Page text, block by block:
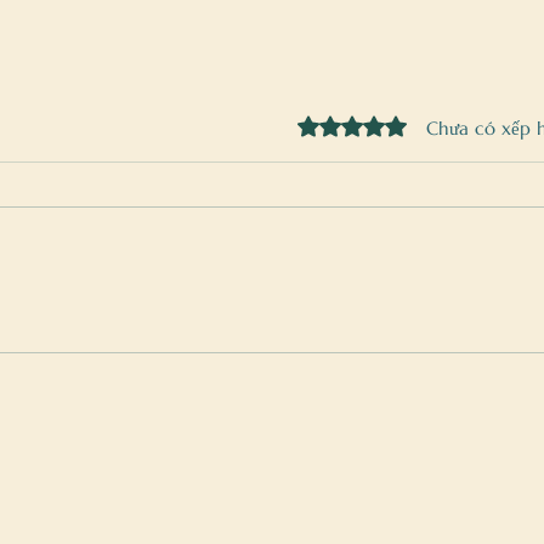
xúc và công nghệ giao hòa với nhau.
Đã xếp hạng 0/5 sao.
Chưa có xếp